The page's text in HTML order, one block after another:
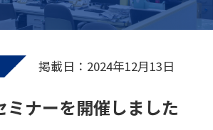
掲載日：2024年12月13日
ミナーを開催しました